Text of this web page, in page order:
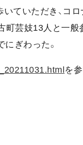
ていただき、コ
町芸妓13人と一般
ぎわった。
を参